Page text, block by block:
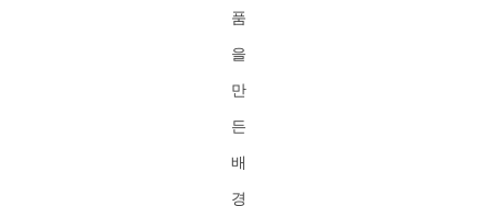
품
을
만
든
배
경